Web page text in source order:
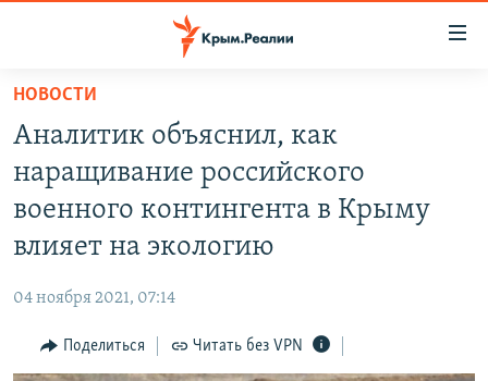
Вернуться
основному
содержанию
Вернутся
главной
Вернутся
поиску
ВОДА
ИНТЕРАКТИВ
ИНФОГРАФИКА
РАДІО СВОБОДА
КАК ОБОЙТИ БЛОКИРОВКУ
НОВОСТИ
Аналитик объяснил, как
наращивание российского
военного контингента в Крыму
влияет на экологию
04 ноября 2021, 07:14
Поделиться Читать без VPN